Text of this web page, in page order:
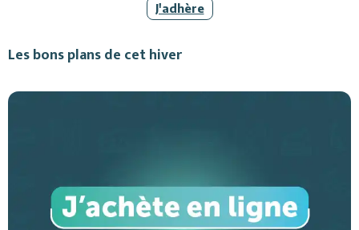
J'adhère
Les bons plans de cet hiver